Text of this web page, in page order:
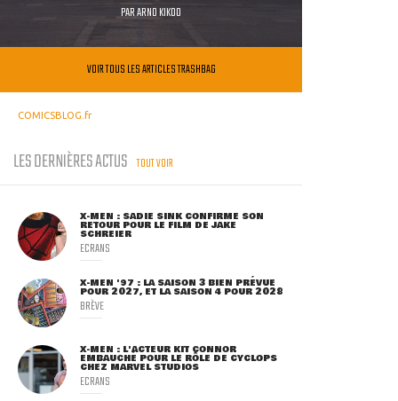
PARARNO KIKOO
VOIR TOUS LES ARTICLES TRASHBAG
COMICSBLOG.fr
LES DERNIÈRES ACTUS TOUT VOIR
X-MEN : SADIE SINK CONFIRME SON
RETOUR POUR LE FILM DE JAKE
SCHREIER
ECRANS
X-MEN '97 : LA SAISON 3 BIEN PRÉVUE
POUR 2027, ET LA SAISON 4 POUR 2028
BRÈVE
X-MEN : L'ACTEUR KIT CONNOR
EMBAUCHÉ POUR LE RÔLE DE CYCLOPS
CHEZ MARVEL STUDIOS
ECRANS